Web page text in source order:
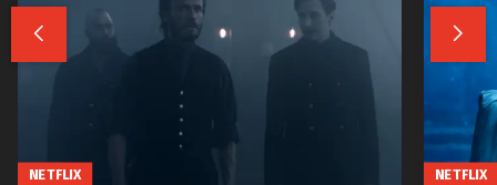
 
NETFLIX NETFLIX